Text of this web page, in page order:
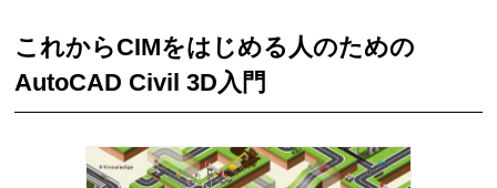
これからCIMをはじめる人のための
AutoCAD Civil 3D入門